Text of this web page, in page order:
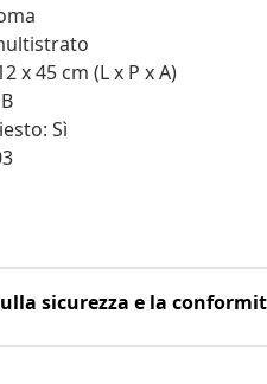
x 45 cm (L x P x A)
Sì
sicurezza e la